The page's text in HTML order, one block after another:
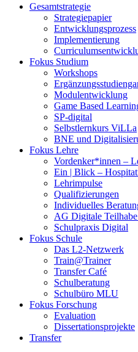
Gesamtstrategie
Strategiepapier
Entwicklungsprozess
Implementierung
Fokus Studium
Workshops
Modulentwicklung
Game Based
SP-digital
Selbstlernkurs ViLLa
BNE und
Fokus Lehre
Vordenker*innen –
Ein | Blick –
Lehrimpulse
Qualifizierungen
Individuelles
AG Digitale
Schulpraxis Digital
Fokus Schule
Das L2-Netzwerk
Train@Trainer
Transfer Café
Schulberatung
Schulbüro MLU
Fokus Forschung
Evaluation
Dissertationsprojekte
Transfer